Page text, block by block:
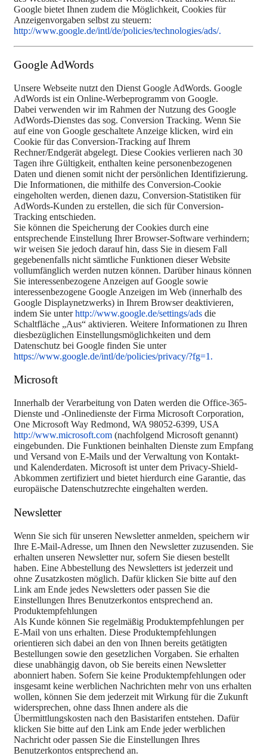
Google bietet Ihnen zudem die Möglichkeit, Cookies für
Anzeigenvorgaben selbst zu steuern:
http://www.google.de/intl/de/policies/technologies/ads/.
Google AdWords
Unsere Webseite nutzt den Dienst Google AdWords. Google
AdWords ist ein Online-Werbeprogramm von Google.
Dabei verwenden wir im Rahmen der Nutzung des Google
AdWords-Dienstes das sog. Conversion Tracking. Wenn Sie
auf eine von Google geschaltete Anzeige klicken, wird ein
Cookie für das Conversion-Tracking auf Ihrem
Rechner/Endgerät abgelegt. Diese Cookies verlieren nach 30
Tagen ihre Gültigkeit, enthalten keine personenbezogenen
Daten und dienen somit nicht der persönlichen Identifizierung.
Die Informationen, die mithilfe des Conversion-Cookie
eingeholten werden, dienen dazu, Conversion-Statistiken für
AdWords-Kunden zu erstellen, die sich für Conversion-
Tracking entschieden.
Sie können die Speicherung der Cookies durch eine
entsprechende Einstellung Ihrer Browser-Software verhindern;
wir weisen Sie jedoch darauf hin, dass Sie in diesem Fall
gegebenenfalls nicht sämtliche Funktionen dieser Website
vollumfänglich werden nutzen können. Darüber hinaus können
Sie interessenbezogene Anzeigen auf Google sowie
interessenbezogene Google Anzeigen im Web (innerhalb des
Google Displaynetzwerks) in Ihrem Browser deaktivieren,
indem Sie unterhttp://www.google.de/settings/ads die
Schaltfläche „Aus“ aktivieren. Weitere Informationen zu Ihren
diesbezüglichen Einstellungsmöglichkeiten und dem
Datenschutz bei Google finden Sie unter
https://www.google.de/intl/de/policies/privacy/?fg=1.
Microsoft
Innerhalb der Verarbeitung von Daten werden die Office-365-
Dienste und -Onlinedienste der Firma Microsoft Corporation,
One Microsoft Way Redmond, WA 98052-6399, USA
http://www.microsoft.com (nachfolgend Microsoft genannt)
eingebunden. Die Funktionen beinhalten Dienste zum Empfang
und Versand von E-Mails und der Verwaltung von Kontakt-
und Kalenderdaten. Microsoft ist unter dem Privacy-Shield-
Abkommen zertifiziert und bietet hierdurch eine Garantie, das
europäische Datenschutzrechte eingehalten werden.
Newsletter
Wenn Sie sich für unseren Newsletter anmelden, speichern wir
Ihre E-Mail-Adresse, um Ihnen den Newsletter zuzusenden. Sie
erhalten unseren Newsletter nur, sofern Sie diesen bestellt
haben. Eine Abbestellung des Newsletters ist jederzeit und
ohne Zusatzkosten möglich. Dafür klicken Sie bitte auf den
Link am Ende jedes Newsletters oder passen Sie die
Einstellungen Ihres Benutzerkontos entsprechend an.
Produktempfehlungen
Als Kunde können Sie regelmäßig Produktempfehlungen per
E-Mail von uns erhalten. Diese Produktempfehlungen
orientieren sich dabei an den von Ihnen bereits getätigten
Bestellungen sowie den gesetzlichen Vorgaben. Sie erhalten
diese unabhängig davon, ob Sie bereits einen Newsletter
abonniert haben. Sofern Sie keine Produktempfehlungen oder
insgesamt keine werblichen Nachrichten mehr von uns erhalten
wollen, können Sie dem jederzeit mit Wirkung für die Zukunft
widersprechen, ohne dass Ihnen andere als die
Übermittlungskosten nach den Basistarifen entstehen. Dafür
klicken Sie bitte auf den Link am Ende jeder werblichen
Nachricht oder passen Sie die Einstellungen Ihres
Benutzerkontos entsprechend an.